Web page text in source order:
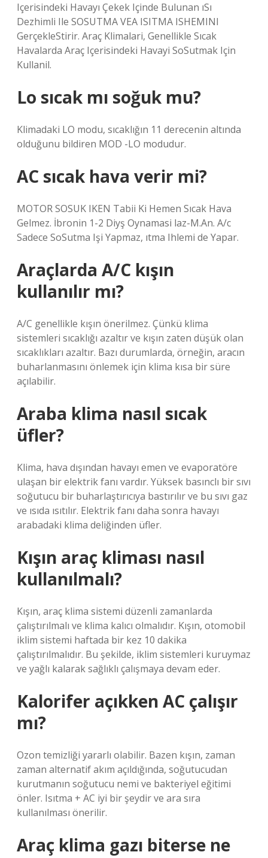
Içerisindeki Havayı Çekek Içinde Bulunan ıSı
Dezhimli Ile SOSUTMA VEA ISITMA ISHEMINI
GerçekleStirir. Araç Klimalari, Genellikle Sıcak
Havalarda Araç Içerisindeki Havayi SoSutmak Için
Kullanil.
Lo sıcak mı soğuk mu?
Klimadaki LO modu, sıcaklığın 11 derecenin altında
olduğunu bildiren MOD -LO modudur.
AC sıcak hava verir mi?
MOTOR SOSUK IKEN Tabii Ki Hemen Sıcak Hava
Gelmez. İbronin 1-2 Diyş Oynamasi laz-M.An. A/c
Sadece SoSutma Işi Yapmaz, ıtma Ihlemi de Yapar.
Araçlarda A/C kışın
kullanılır mı?
A/C genellikle kışın önerilmez. Çünkü klima
sistemleri sıcaklığı azaltır ve kışın zaten düşük olan
sıcaklıkları azaltır. Bazı durumlarda, örneğin, aracın
buharlanmasını önlemek için klima kısa bir süre
açılabilir.
Araba klima nasıl sıcak
üfler?
Klima, hava dışından havayı emen ve evaporatöre
ulaşan bir elektrik fanı vardır. Yüksek basınclı bir sıvı
soğutucu bir buharlaştırıcıya bastırılır ve bu sıvı gaz
ve ısıda ısıtılır. Elektrik fanı daha sonra havayı
arabadaki klima deliğinden üfler.
Kışın araç kliması nasıl
kullanılmalı?
Kışın, araç klima sistemi düzenli zamanlarda
çalıştırılmalı ve klima kalıcı olmalıdır. Kışın, otomobil
iklim sistemi haftada bir kez 10 dakika
çalıştırılmalıdır. Bu şekilde, iklim sistemleri kuruymaz
ve yağlı kalarak sağlıklı çalışmaya devam eder.
Kalorifer açıkken AC çalışır
mı?
Ozon temizliği yararlı olabilir. Bazen kışın, zaman
zaman alternatif akım açıldığında, soğutucudan
kurutmanın soğutucu nemi ve bakteriyel eğitimi
önler. Isıtma + AC iyi bir şeydir ve ara sıra
kullanılması önerilir.
Araç klima gazı biterse ne